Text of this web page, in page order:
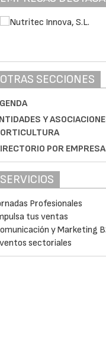
OTRAS SECCIONES
Y
POR
SERVICIOS
Profesionales
tus ventas
y Marketing
sectoriales